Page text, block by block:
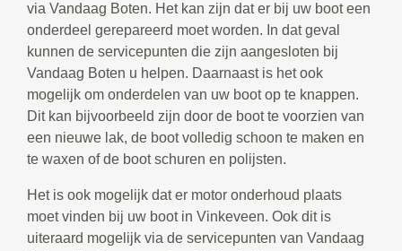
via Vandaag Boten. Het kan zijn dat er bij uw boot een
onderdeel gerepareerd moet worden. In dat geval
kunnen de servicepunten die zijn aangesloten bij
Vandaag Boten u helpen. Daarnaast is het ook
mogelijk om onderdelen van uw boot op te knappen.
Dit kan bijvoorbeeld zijn door de boot te voorzien van
een nieuwe lak, de boot volledig schoon te maken en
te waxen of de boot schuren en polijsten.
Het is ook mogelijk dat er motor onderhoud plaats
moet vinden bij uw boot in Vinkeveen. Ook dit is
uiteraard mogelijk via de servicepunten van Vandaag